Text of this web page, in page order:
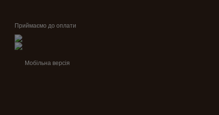
Приймаємо до оплати
Мобільна версія